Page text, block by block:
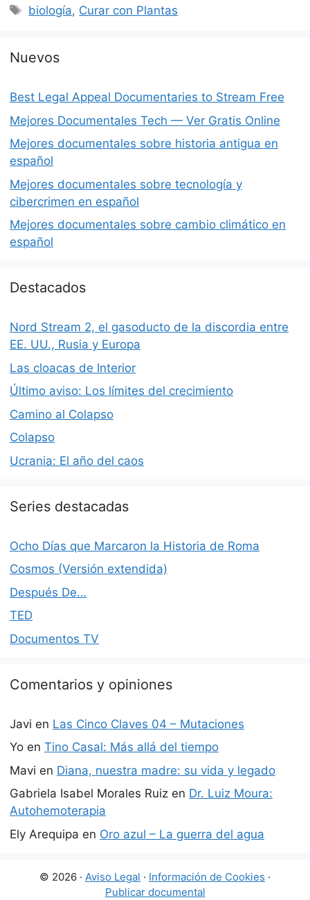
Etiquetas
biología, Curar con Plantas
Nuevos
Best Legal Appeal Documentaries to Stream Free
Mejores Documentales Tech — Ver Gratis Online
Mejores documentales sobre historia antigua en
español
Mejores documentales sobre tecnología y
cibercrimen en español
Mejores documentales sobre cambio climático en
español
Destacados
Nord Stream 2, el gasoducto de la discordia entre
EE. UU., Rusia y Europa
Las cloacas de Interior
Último aviso: Los límites del crecimiento
Camino al Colapso
Colapso
Ucrania: El año del caos
Series destacadas
Ocho Días que Marcaron la Historia de Roma
Cosmos (Versión extendida)
Después De…
TED
Documentos TV
Comentarios y opiniones
Javi en Las Cinco Claves 04 – Mutaciones
Yo en Tino Casal: Más allá del tiempo
Mavi en Diana, nuestra madre: su vida y legado
Gabriela Isabel Morales Ruiz en Dr. Luiz Moura:
Autohemoterapia
Ely Arequipa en Oro azul – La guerra del agua
© 2026 · Aviso Legal · Información de Cookies ·
Publicar documental